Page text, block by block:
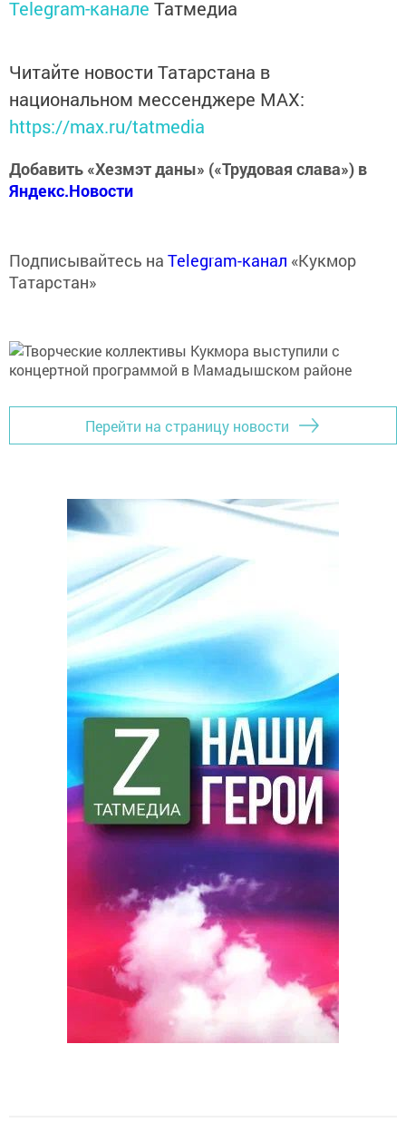
Telegram-канале Татмедиа
Читайте новости Татарстана в
национальном мессенджере MАХ:
https://max.ru/tatmedia
Добавить «Хезмэт даны» («Трудовая слава») в
Яндекс.Новости
Подписывайтесь на Telegram-канал «Кукмор
Татарстан»
Перейти на страницу новости